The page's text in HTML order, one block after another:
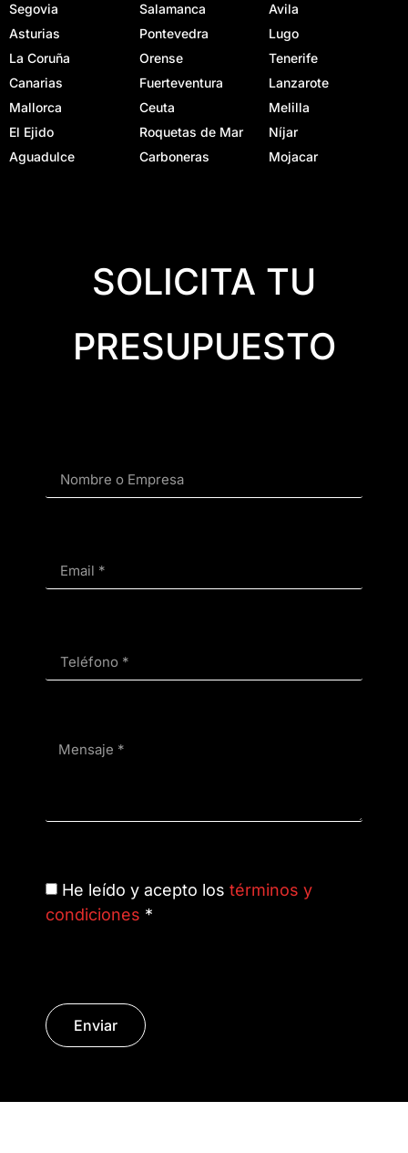
Segovia
Salamanca
Avila
Asturias
Pontevedra
Lugo
La Coruña
Orense
Tenerife
Canarias
Fuerteventura
Lanzarote
Mallorca
Ceuta
Melilla
El Ejido
Roquetas de Mar
Níjar
Aguadulce
Carboneras Mojacar
SOLICITA TU
PRESUPUESTO
He leído y acepto los términos y
condiciones *
Enviar